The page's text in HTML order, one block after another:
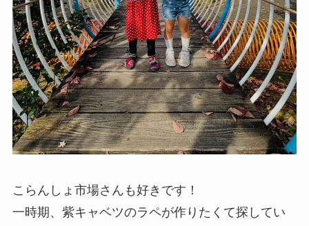
こらんしょ市場さんも好きです！
一時期、紫キャベツのラペが作りたくて探してい